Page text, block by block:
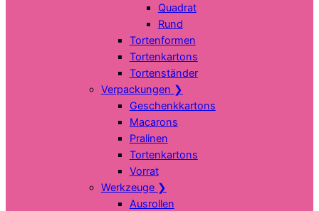
Quadrat
Rund
Tortenformen
Tortenkartons
Tortenständer
Verpackungen ❯
Geschenkkartons
Macarons
Pralinen
Tortenkartons
Vorrat
Werkzeuge ❯
Ausrollen